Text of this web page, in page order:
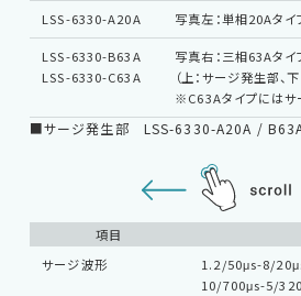
LSS-6330-A20A
写真左：単相20Aタイ
LSS-6330-B63A
LSS-6330-C63A
写真右：三相63Aタイ
（上：サージ発生部、
※C63Aタイプにはサ
■サージ発生部 LSS-6330-A20A /
項目
サージ波形
1.2/50μs-8/
10/700μs-5/